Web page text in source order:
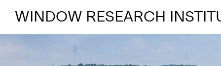
WINDOW RESEARCH